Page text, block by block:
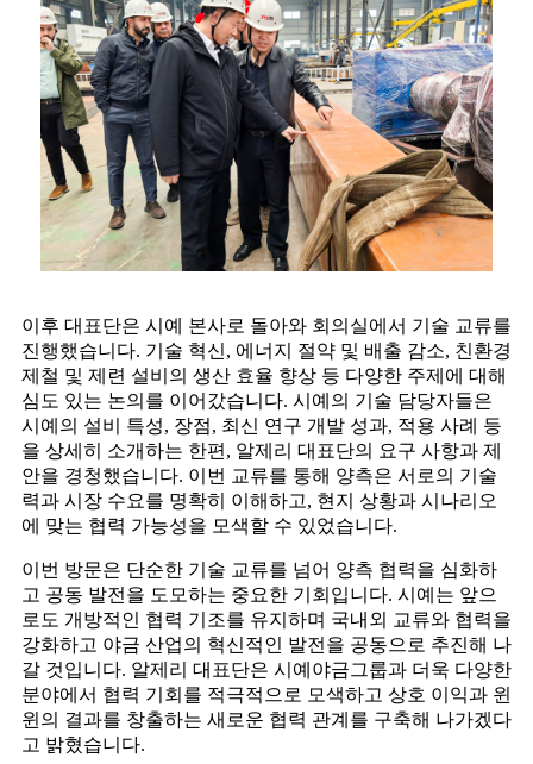
이후 대표단은 시예 본사로 돌아와 회의실에서 기술 교류를
진행했습니다. 기술 혁신, 에너지 절약 및 배출 감소, 친환경
제철 및 제련 설비의 생산 효율 향상 등 다양한 주제에 대해
심도 있는 논의를 이어갔습니다. 시예의 기술 담당자들은
시예의 설비 특성, 장점, 최신 연구 개발 성과, 적용 사례 등
을 상세히 소개하는 한편, 알제리 대표단의 요구 사항과 제
안을 경청했습니다. 이번 교류를 통해 양측은 서로의 기술
력과 시장 수요를 명확히 이해하고, 현지 상황과 시나리오
에 맞는 협력 가능성을 모색할 수 있었습니다.
이번 방문은 단순한 기술 교류를 넘어 양측 협력을 심화하
고 공동 발전을 도모하는 중요한 기회입니다. 시예는 앞으
로도 개방적인 협력 기조를 유지하며 국내외 교류와 협력을
강화하고 야금 산업의 혁신적인 발전을 공동으로 추진해 나
갈 것입니다. 알제리 대표단은 시예야금그룹과 더욱 다양한
분야에서 협력 기회를 적극적으로 모색하고 상호 이익과 윈
윈의 결과를 창출하는 새로운 협력 관계를 구축해 나가겠다
고 밝혔습니다.